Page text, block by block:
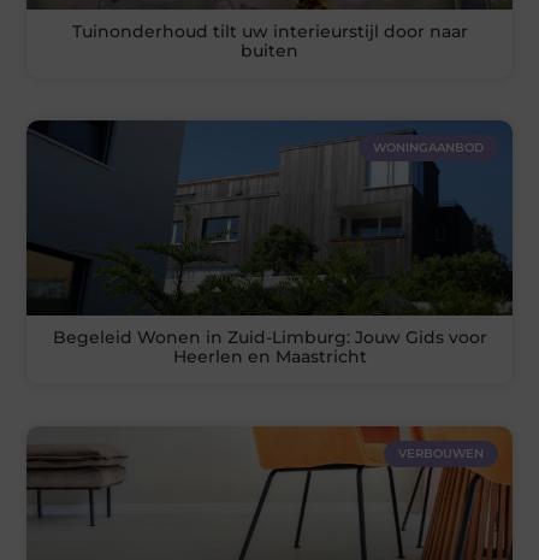
Tuinonderhoud tilt uw interieurstijl door naar
buiten
WONINGAANBOD
Begeleid Wonen in Zuid-Limburg: Jouw Gids voor
Heerlen en Maastricht
VERBOUWEN